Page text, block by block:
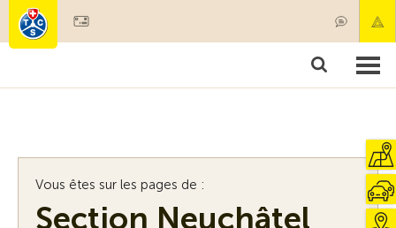
Membres & prestations
Vous êtes sur les pages de :
Section Neuchâtel